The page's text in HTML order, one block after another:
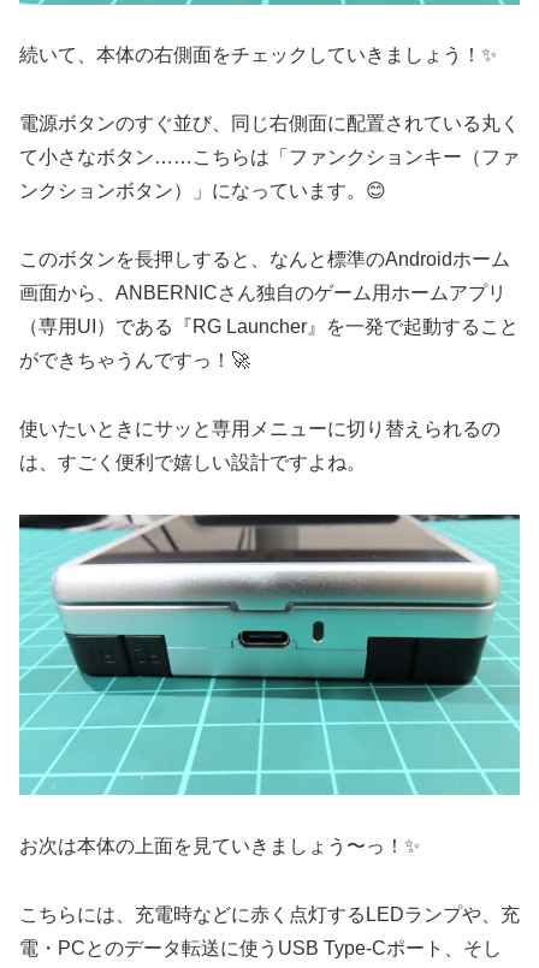
続いて、本体の右側面をチェックしていきましょう！✨
電源ボタンのすぐ並び、同じ右側面に配置されている丸く
て小さなボタン……こちらは「ファンクションキー（ファ
ンクションボタン）」になっています。😊
このボタンを長押しすると、なんと標準のAndroidホーム
画面から、ANBERNICさん独自のゲーム用ホームアプリ
（専用UI）である『RG Launcher』を一発で起動すること
ができちゃうんですっ！🚀
使いたいときにサッと専用メニューに切り替えられるの
は、すごく便利で嬉しい設計ですよね。
お次は本体の上面を見ていきましょう〜っ！✨
こちらには、充電時などに赤く点灯するLEDランプや、充
電・PCとのデータ転送に使うUSB Type-Cポート、そし